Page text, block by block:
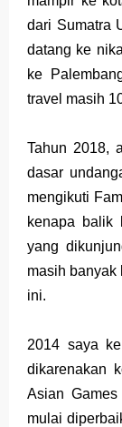
Brand
Vivo v70
dari Sumatra
datang ke
ke
travel masih
Tahun 2018,
dasar
mengikuti
kenapa balik
yang
masih banyak
ini.
2014 saya
dikarenakan
Asian
mulai